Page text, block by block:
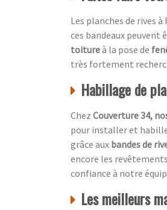
Les planches de rives
ces bandeaux peuvent
toitureà la pose de
très fortement
Habillage de
Chez Couverture 34,
pour installer et
grâce aux bandes de
encore les
confiance à notre
Les meilleurs